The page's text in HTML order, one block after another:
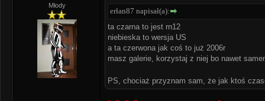
Młody
erłan87 napisał(a):
ta czarna to jest rn12
niebieska to wersja US
a ta czerwona jak coś to już 2006r
masz galerie, korzystaj z niej bo nawet
PS, chociaż przyznam sam, że jak ktoś